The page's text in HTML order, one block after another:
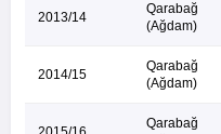
2013/14
Qarabağ
(Ağdam)
2014/15
Qarabağ
(Ağdam)
Qarabağ